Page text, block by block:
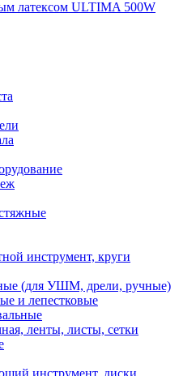
латексом ULTIMA 500W
инструмент, круги
(для УШМ, дрели, ручные)
и лепестковые
ленты, листы, сетки
инструмент, диски